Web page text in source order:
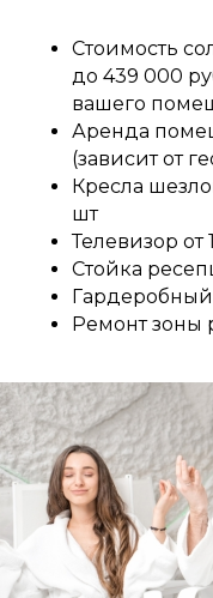
Стоимость
до 439 000
вашего
Аренда
(зависит от
Кресла
шт
Телевизор от
Стойка
Ремонт зоны